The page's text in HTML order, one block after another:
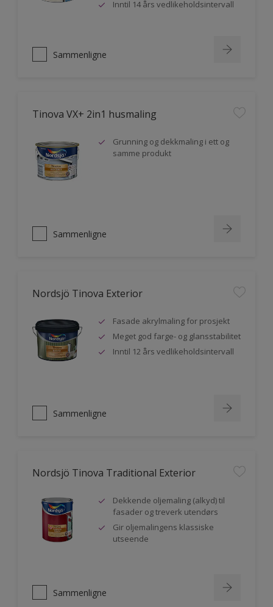
Inntil 14 års vedlikeholdsintervall
Sammenligne
Tinova VX+ 2in1 husmaling
Grunning og dekkmaling i ett og
samme produkt
Sammenligne
Nordsjö Tinova Exterior
Fasade akrylmaling for prosjekt
Meget god farge- og glansstabilitet
Inntil 12 års vedlikeholdsintervall
Sammenligne
Nordsjö Tinova Traditional Exterior
Dekkende oljemaling (alkyd) til
fasader og treverk utendørs
Gir oljemalingens klassiske
utseende
Sammenligne